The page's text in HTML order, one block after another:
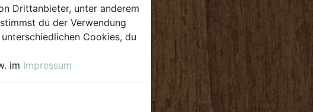
Drittanbieter, unter anderem
du der Verwendung
Cookies, du
im Impressum